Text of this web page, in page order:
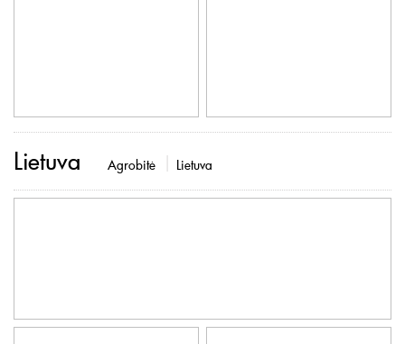
Lietuva Agrobitė Lietuva